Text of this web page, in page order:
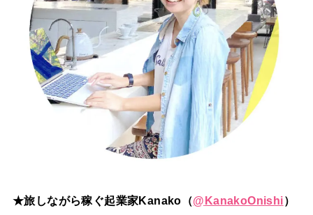
★旅しながら稼ぐ起業家Kanako（@KanakoOnishi）